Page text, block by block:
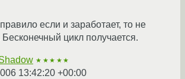
если и заработает, то не
Бесконечный цикл получается.
★★★★★
13:42:20 +00:00